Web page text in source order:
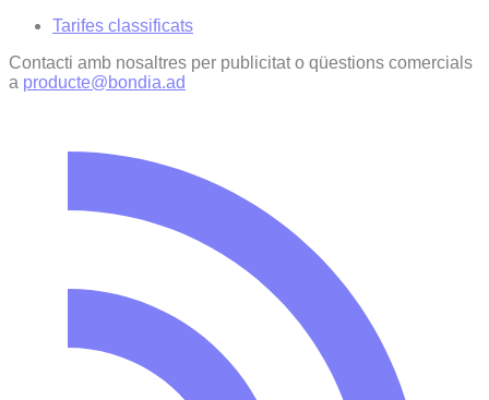
Tarifes classificats
Contacti amb nosaltres per publicitat o qüestions comercials
a producte@bondia.ad